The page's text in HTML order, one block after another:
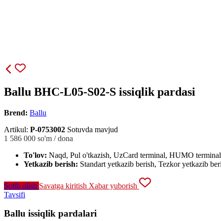
Ballu BHC-L05-S02-S issiqlik pardasi
Brend: Ballu
Artikul: P-0753002 Sotuvda mavjud
1 586 000 so'm / dona
To'lov: Naqd, Pul o'tkazish, UzCard terminal, HUMO terminal
Yetkazib berish: Standart yetkazib berish, Tezkor yetkazib
Sotib olish Savatga kiritish Xabar yuborish
Tavsifi
Ballu issiqlik pardalari